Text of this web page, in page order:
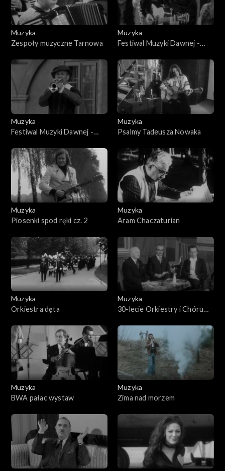
Muzyka
Zespoły muzyczne Tarnowa
Muzyka
Festiwal Muzyki Dawnej -
Muzyka
Festiwal Muzyki Dawnej -
Muzyka
Psalmy Tadeusza Nowaka
Muzyka
Piosenki spod ręki cz. 2
Muzyka
Aram Chaczaturian
Muzyka
Orkiestra dęta
Muzyka
30-lecie Orkiestry i Chóru
Muzyka
BWA pałac wystaw
Muzyka
Zima nad morzem